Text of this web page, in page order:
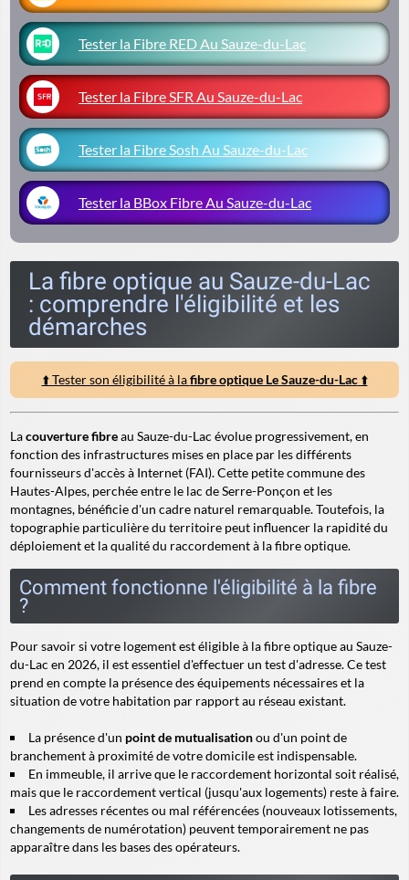
Tester la Fibre RED Au Sauze-du-Lac
Tester la Fibre SFR Au Sauze-du-Lac
Tester la Fibre Sosh Au Sauze-du-Lac
Tester la BBox Fibre Au Sauze-du-Lac
La fibre optique au Sauze-du-Lac
: comprendre l'éligibilité et les
démarches
⬆️ Tester son éligibilité à lafibre optique Le Sauze-du-Lac⬆️
Lacouverture fibreau Sauze-du-Lac évolue progressivement, en
fonction des infrastructures mises en place par les différents
fournisseurs d'accès à Internet (FAI). Cette petite commune des
Hautes-Alpes, perchée entre le lac de Serre-Ponçon et les
montagnes, bénéficie d'un cadre naturel remarquable. Toutefois, la
topographie particulière du territoire peut influencer la rapidité du
déploiement et la qualité du raccordement à la fibre optique.
Comment fonctionne l'éligibilité à la fibre
?
Pour savoir si votre logement est éligible à la fibre optique au Sauze-
du-Lac en 2026, il est essentiel d'effectuer un test d'adresse. Ce test
prend en compte la présence des équipements nécessaires et la
situation de votre habitation par rapport au réseau existant.
La présence d'un point de mutualisationou d'un point de
branchement à proximité de votre domicile est indispensable.
En immeuble, il arrive que le raccordement horizontal soit réalisé,
mais que le raccordement vertical (jusqu'aux logements) reste à faire.
Les adresses récentes ou mal référencées (nouveaux lotissements,
changements de numérotation) peuvent temporairement ne pas
apparaître dans les bases des opérateurs.